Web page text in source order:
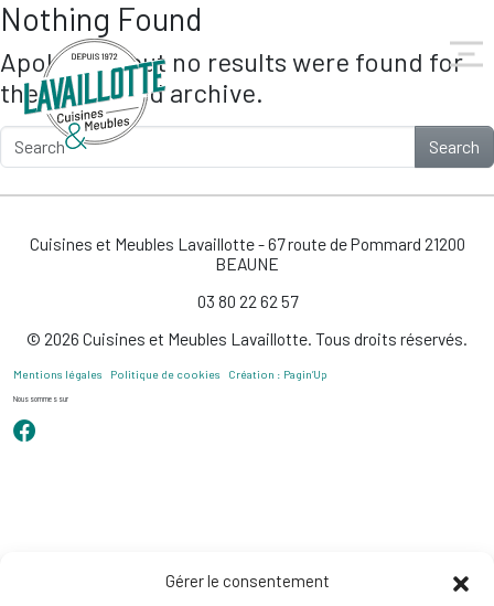
Gérer le consentement
Skip to main content
Nothing Found
Apologies, but no results were found for
the requested archive.
Search
Cuisines et Meubles Lavaillotte - 67 route de Pommard 21200
BEAUNE
03 80 22 62 57
© 2026 Cuisines et Meubles Lavaillotte. Tous droits réservés.
Mentions légales Politique de cookies Création : Pagin’Up
Nous sommes sur